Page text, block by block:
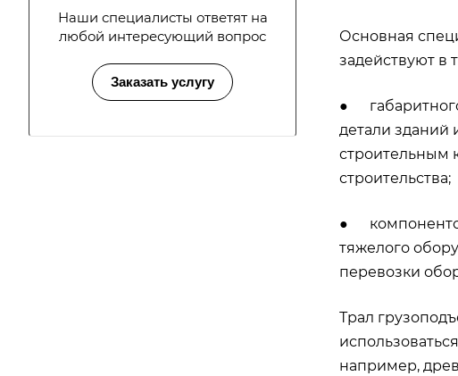
Основная
задействуют в
●
детали зданий
строительным
строительства;
●
тяжелого
перевозки
Трал
например,
Наши специалисты ответят на
любой интересующий вопрос
Заказать услугу